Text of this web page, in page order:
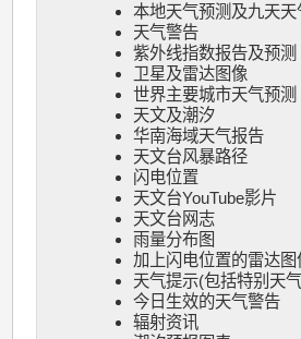
本地天气预测 及九天天
天气警告
紫外线指数报告及预测
卫星及雷达图像
世界主要城市天气预测
天文及潮汐
华南海域天气报告
天文台风暴路径
闪电位置
天文台YouTube影片
天文台网志
雨量分布图
加上闪电位置的雷达图
天气提示(包括特别天
今日生效的天气警告
辐射资讯